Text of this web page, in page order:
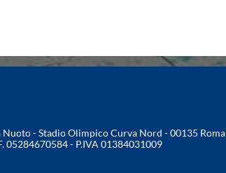
- Stadio Olimpico Curva Nord - 00135 Roma
05284670584 - P.IVA 01384031009